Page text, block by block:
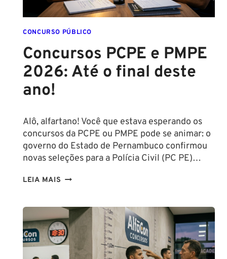
CONCURSO PÚBLICO
Concursos PCPE e PMPE
2026: Até o final deste
ano!
Alô, alfartano! Você que estava esperando os
concursos da PCPE ou PMPE pode se animar: o
governo do Estado de Pernambuco confirmou
novas seleções para a Polícia Civil (PC PE)…
LEIA MAIS CONCURSOS
PMPE
2026:
ATÉ